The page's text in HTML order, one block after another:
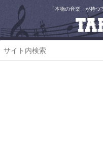
「本物の音楽」が持つ